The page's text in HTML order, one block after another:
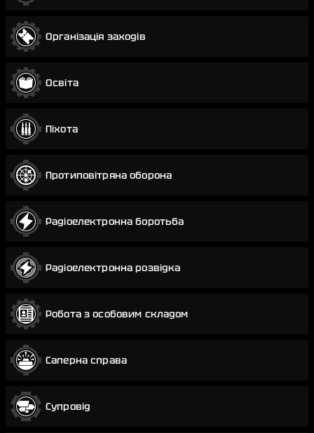
Організація заходів
Освіта
Піхота
Протиповітряна оборона
Радіоелектронна боротьба
Радіоелектронна розвідка
Робота з особовим складом
Саперна справа
Супровід